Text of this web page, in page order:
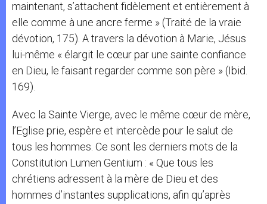
maintenant, s’attachent fidèlement et entièrement à
elle comme à une ancre ferme » (Traité de la vraie
dévotion, 175). A travers la dévotion à Marie, Jésus
lui-même « élargit le cœur par une sainte confiance
en Dieu, le faisant regarder comme son père » (Ibid.
169).
Avec la Sainte Vierge, avec le même cœur de mère,
l’Eglise prie, espère et intercède pour le salut de
tous les hommes. Ce sont les derniers mots de la
Constitution Lumen Gentium : « Que tous les
chrétiens adressent à la mère de Dieu et des
hommes d’instantes supplications, afin qu’après